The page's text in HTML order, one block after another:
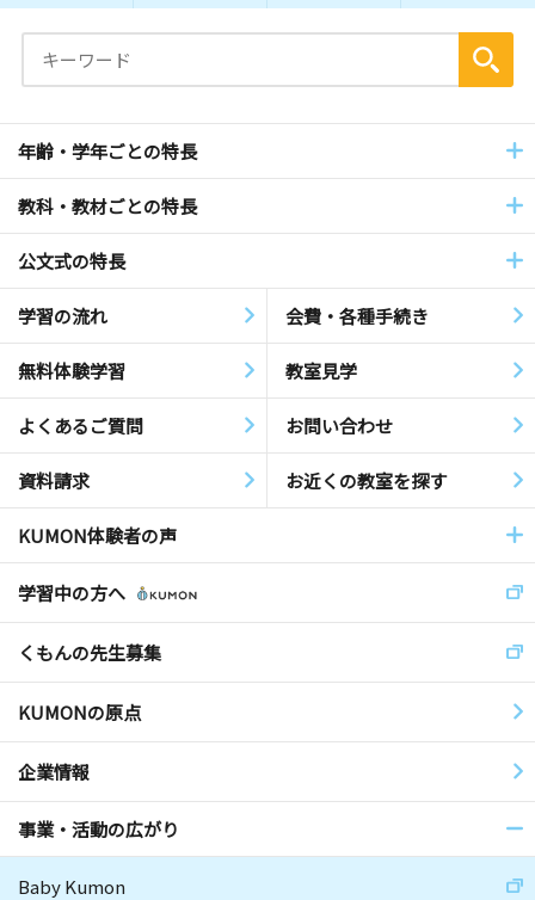
年齢・学年ごとの特長
教科・教材ごとの特長
公文式の特長
学習の流れ 会費・各種手続き
無料体験学習 教室見学
よくあるご質問 お問い合わせ
資料請求 お近くの教室を探す
KUMON体験者の声
学習中の方へ
くもんの先生募集
KUMONの原点
企業情報
事業・活動の広がり
Baby Kumon